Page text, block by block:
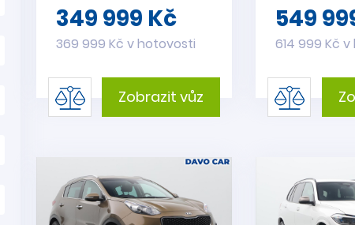
349 999 Kč
369 999 Kč v hotovosti
Zobrazit vůz
549
614 999 Kč